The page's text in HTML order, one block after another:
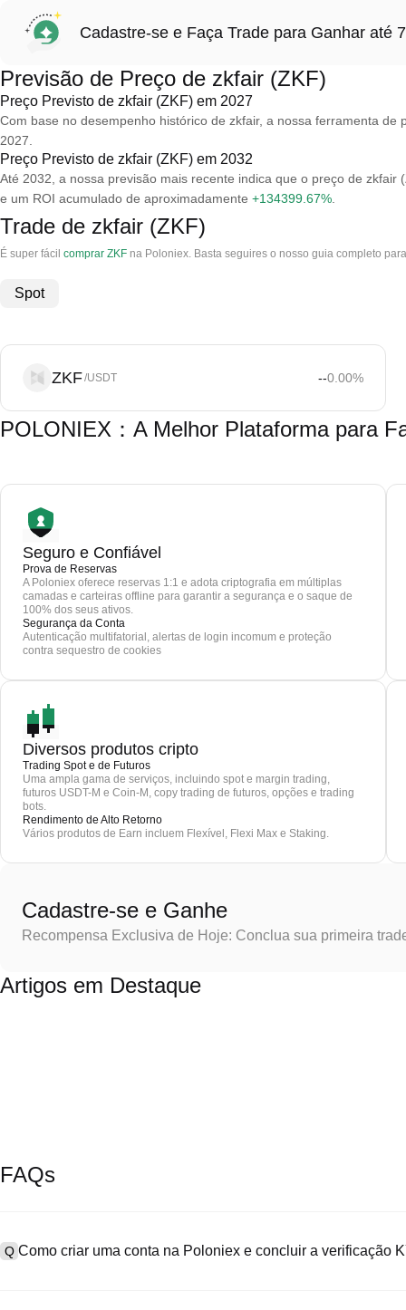
Cadastre-se e Faça Trade para Ganhar até
Previsão de Preço de zkfair (ZKF)
Preço Previsto de zkfair (ZKF) em 2027
Com base no desempenho histórico de zkfair, a nossa ferramenta
2027.
Preço Previsto de zkfair (ZKF) em 2032
Até 2032, a nossa previsão mais recente indica que o preço de
e um ROI acumulado de aproximadamente +134399.67%
Trade de zkfair (ZKF)
É super fácil comprar ZKF na Poloniex. Basta seguires o nosso guia completo
Spot
ZKF/USDT --0.00%
POLONIEX：A Melhor Plataforma para
Seguro e Confiável
Prova de Reservas
A Poloniex oferece reservas 1:1 e adota criptografia em múltiplas
camadas e carteiras offline para garantir a segurança e o saque de
100% dos seus ativos.
Segurança da Conta
Autenticação multifatorial, alertas de login incomum e proteção
contra sequestro de cookies
Diversos produtos cripto
Trading Spot e de Futuros
Uma ampla gama de serviços, incluindo spot e margin trading,
futuros USDT-M e Coin-M, copy trading de futuros, opções e trading
bots.
Rendimento de Alto Retorno
Vários produtos de Earn incluem Flexível, Flexi Max e Staking.
Cadastre-se e Ganhe
Recompensa Exclusiva de Hoje: Conclua sua primeira
Artigos em Destaque
FAQs
Q Como criar uma conta na Poloniex e concluir a verificação